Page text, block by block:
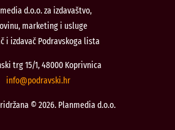
d.o.o. za izdavaštvo,
marketing i usluge
i izdavač Podravskoga lista
trg 15/1, 48000 Koprivnica
rh.iksvardop
@ofni
© 2026. Planmedia d.o.o.